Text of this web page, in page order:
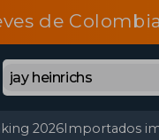
de
2026Importados